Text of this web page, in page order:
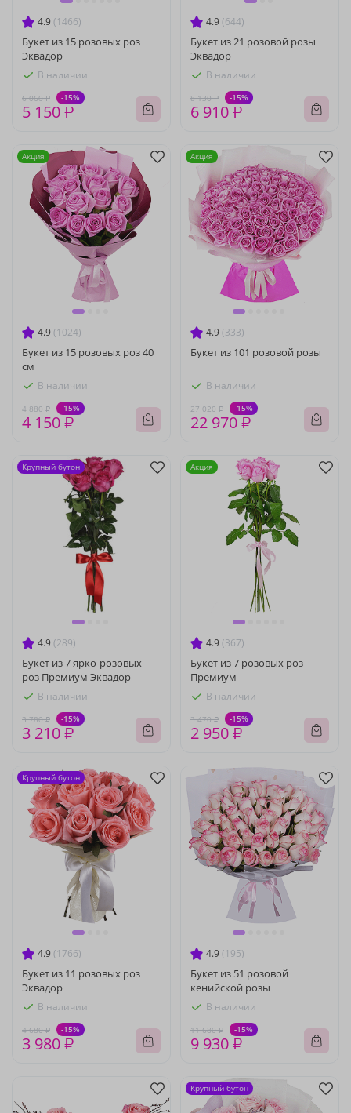
4.9 (1466)
Букет из 15 розовых роз
Эквадор
В наличии
6 060 ₽ -15%
5 150 ₽
4.9 (644)
Букет из 21 розовой розы
Эквадор
В наличии
8 130 ₽ -15%
6 910 ₽
4.9 (1024)
Букет из 15 розовых роз 40
см
В наличии
4 880 ₽ -15%
4 150 ₽
Акция
4.9 (333)
Букет из 101 розовой розы
В наличии
27 020 ₽ -15%
22 970 ₽
Акция
4.9 (289)
Букет из 7 ярко-розовых
роз Премиум Эквадор
В наличии
3 780 ₽ -15%
3 210 ₽
Крупный бутон
4.9 (367)
Букет из 7 розовых роз
Премиум
В наличии
3 470 ₽ -15%
2 950 ₽
Акция
4.9 (1766)
Букет из 11 розовых роз
Эквадор
В наличии
4 680 ₽ -15%
3 980 ₽
Крупный бутон
4.9 (195)
Букет из 51 розовой
кенийской розы
В наличии
11 680 ₽ -15%
9 930 ₽
Крупный бутон